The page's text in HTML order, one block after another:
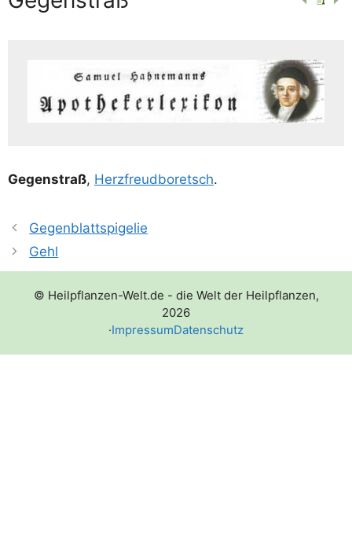
Gegen­straß, Herz­freud­bo­retsch.
Gegenblattspigelie
Gehl
© Heilpflanzen-Welt.de - die Welt der Heilpflanzen,
2026
·ImpressumDatenschutz